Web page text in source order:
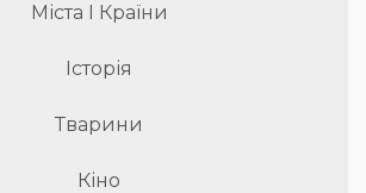
Міста І Країни
Історія
Тварини
Кіно